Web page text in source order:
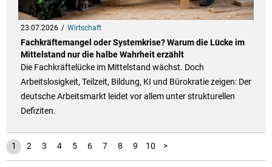
23.07.2026 Wirtschaft
Fachkräftemangel oder Systemkrise? Warum die Lücke im
Mittelstand nur die halbe Wahrheit erzählt
Die Fachkräftelücke im Mittelstand wächst. Doch
Arbeitslosigkeit, Teilzeit, Bildung, KI und Bürokratie zeigen: Der
deutsche Arbeitsmarkt leidet vor allem unter strukturellen
Defiziten.
1 2 3 4 5 6 7 8 9 10
11 >